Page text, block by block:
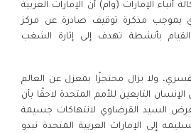
أكدت وكالة أنباء الإمارات (وام) أن الإمارات العربية
بموجب مذكرة توقيف صادرة عن مركز
بأنشطة تهدف إلى إثارة الشغب
ولا يزال محتجزًا بمعزل عن العالم
التابعين للأمم المتحدة لاحقًا بأن
السيد القرضاوي لانتهاكات جسيمة
إلى الإمارات العربية المتحدة تبدو